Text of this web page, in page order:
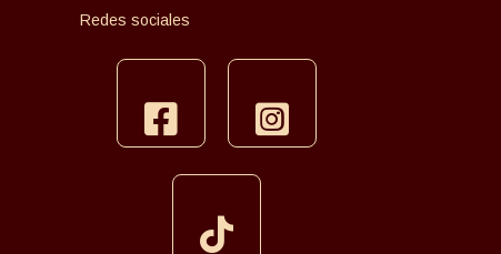
Redes sociales
facebookinstagram
tiktok